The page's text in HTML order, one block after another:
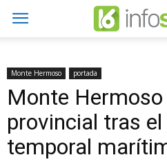
Monte Hermoso portada
Monte
provincial tras
temporal